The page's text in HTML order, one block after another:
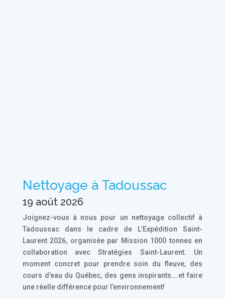
Nettoyage à Tadoussac
19 août 2026
Joignez-vous à nous pour un nettoyage collectif à
Tadoussac dans le cadre de L’Expédition Saint-
Laurent 2026, organisée par Mission 1000 tonnes en
collaboration avec Stratégies Saint-Laurent. Un
moment concret pour prendre soin du fleuve, des
cours d’eau du Québec, des gens inspirants….et faire
une réelle différence pour l’environnement!